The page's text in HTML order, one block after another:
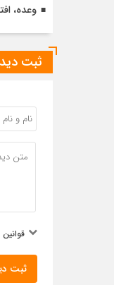
وعده،
ثبت
ثبت